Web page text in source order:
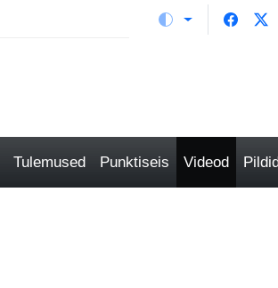
Tulemused Punktiseis Videod